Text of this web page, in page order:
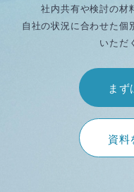
社内共有や検討の材
自社の状況に合わせた個
いただ
ま
資料